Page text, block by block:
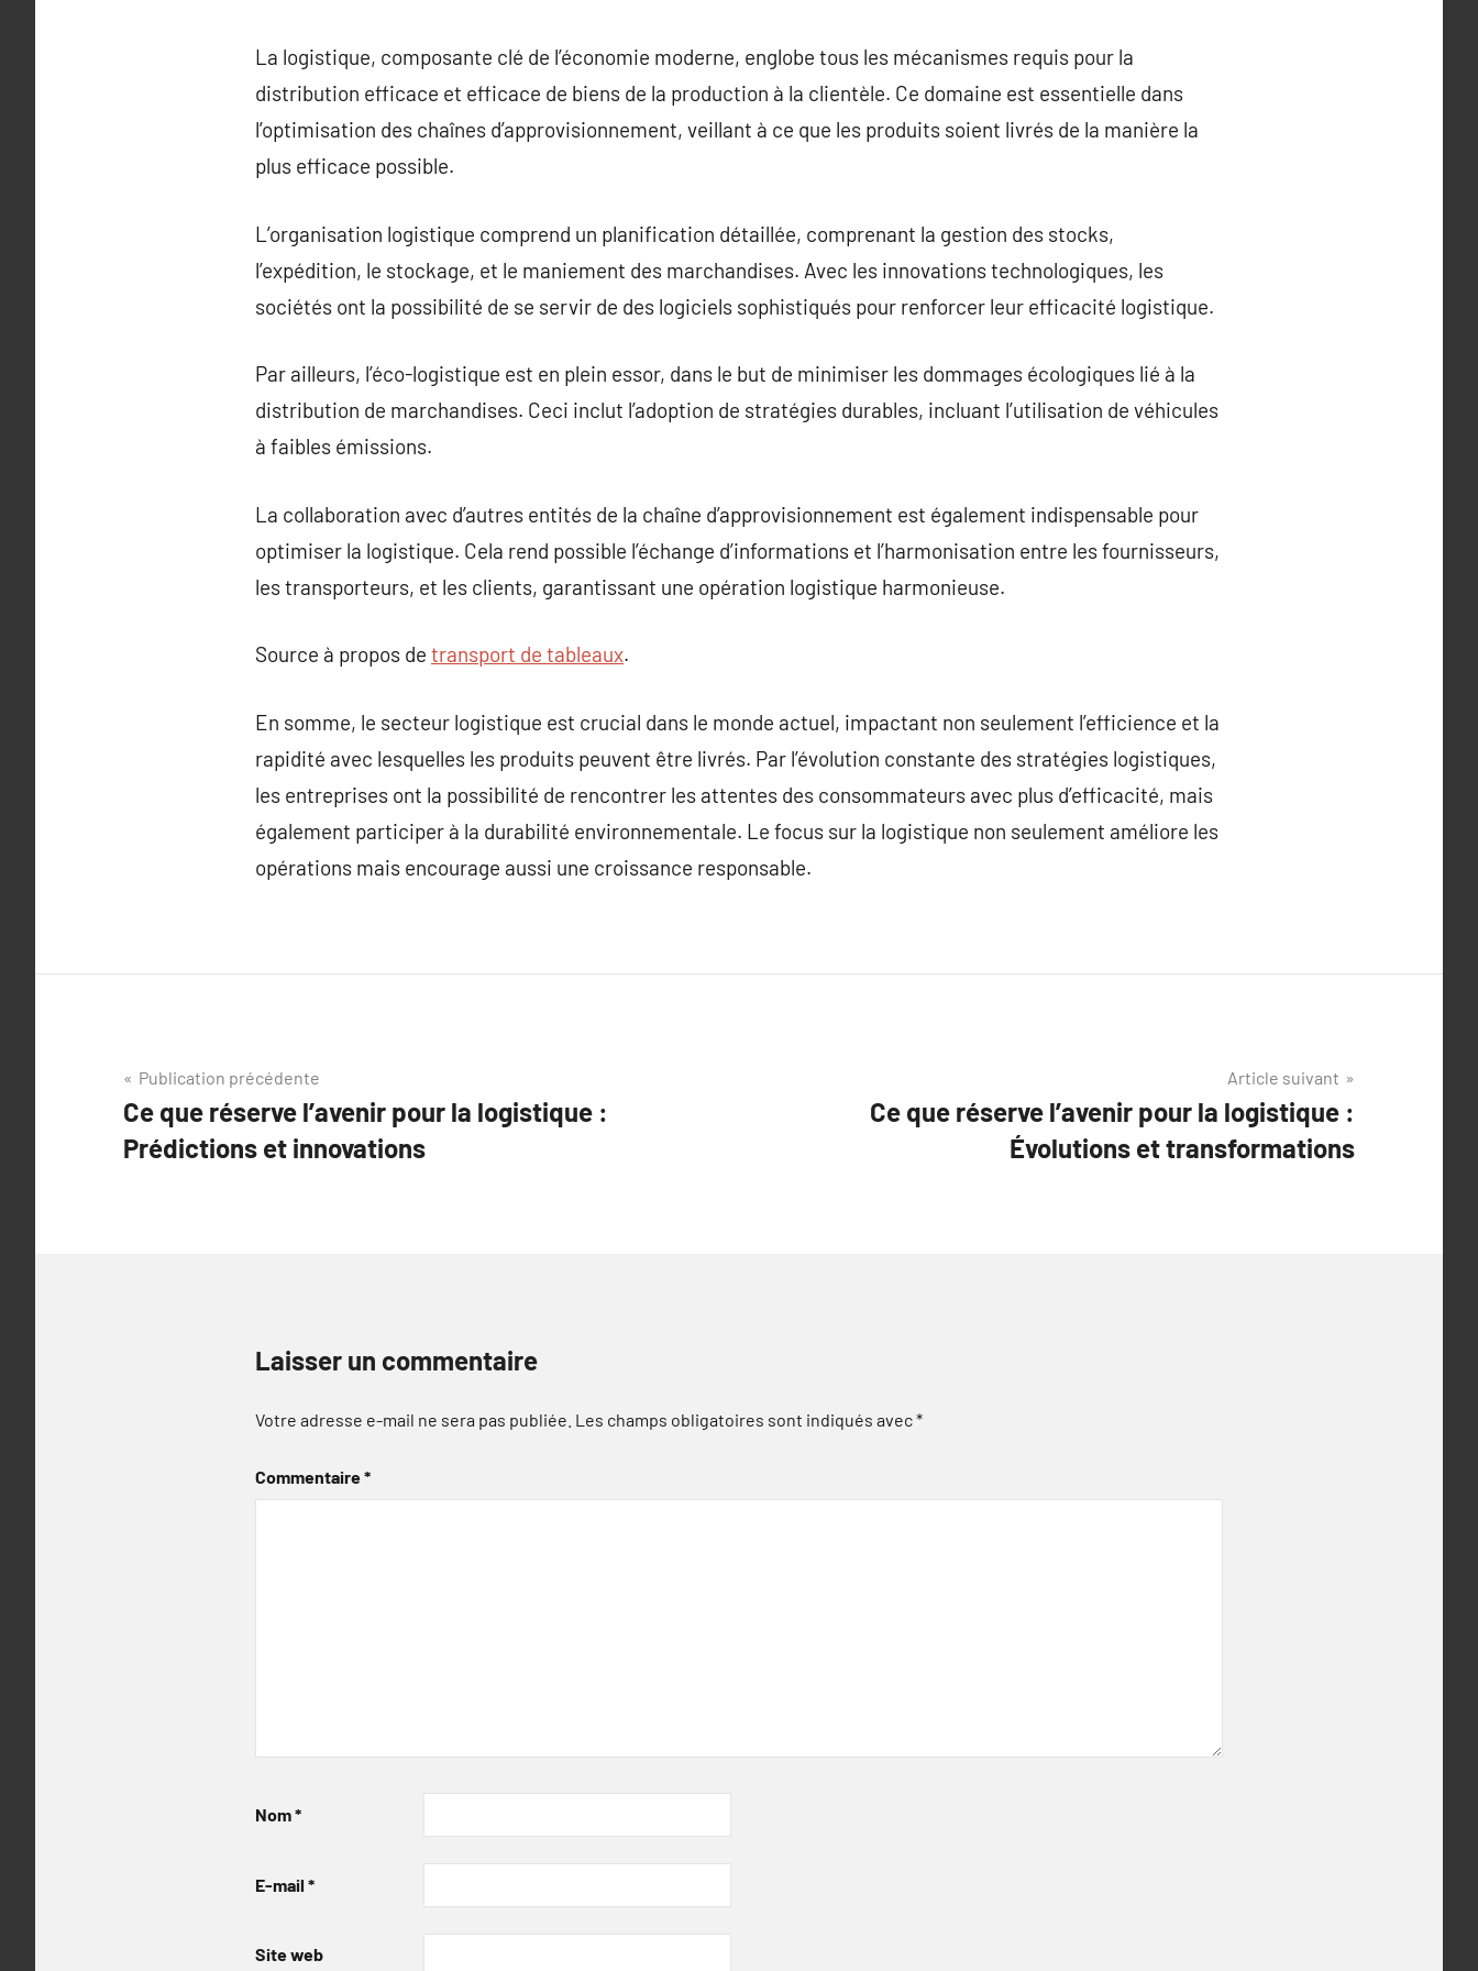
La logistique, composante clé de l’économie moderne, englobe tous les mécanismes requis pour la
distribution efficace et efficace de biens de la production à la clientèle. Ce domaine est essentielle dans
l’optimisation des chaînes d’approvisionnement, veillant à ce que les produits soient livrés de la manière la
plus efficace possible.
L’organisation logistique comprend un planification détaillée, comprenant la gestion des stocks,
l’expédition, le stockage, et le maniement des marchandises. Avec les innovations technologiques, les
sociétés ont la possibilité de se servir de des logiciels sophistiqués pour renforcer leur efficacité logistique.
Par ailleurs, l’éco-logistique est en plein essor, dans le but de minimiser les dommages écologiques lié à la
distribution de marchandises. Ceci inclut l’adoption de stratégies durables, incluant l’utilisation de véhicules
à faibles émissions.
La collaboration avec d’autres entités de la chaîne d’approvisionnement est également indispensable pour
optimiser la logistique. Cela rend possible l’échange d’informations et l’harmonisation entre les fournisseurs,
les transporteurs, et les clients, garantissant une opération logistique harmonieuse.
Source à propos de transport de tableaux.
En somme, le secteur logistique est crucial dans le monde actuel, impactant non seulement l’efficience et la
rapidité avec lesquelles les produits peuvent être livrés. Par l’évolution constante des stratégies logistiques,
les entreprises ont la possibilité de rencontrer les attentes des consommateurs avec plus d’efficacité, mais
également participer à la durabilité environnementale. Le focus sur la logistique non seulement améliore les
opérations mais encourage aussi une croissance responsable.
Navigation
de
l’article
Publication précédente
Ce que réserve l’avenir pour la logistique :
Prédictions et innovations
Article suivant
Ce que réserve l’avenir pour la logistique :
Évolutions et transformations
Laisser un commentaire
Votre adresse e-mail ne sera pas publiée. Les champs obligatoires sont indiqués avec*
Commentaire*
Nom*
E-mail *
Site web